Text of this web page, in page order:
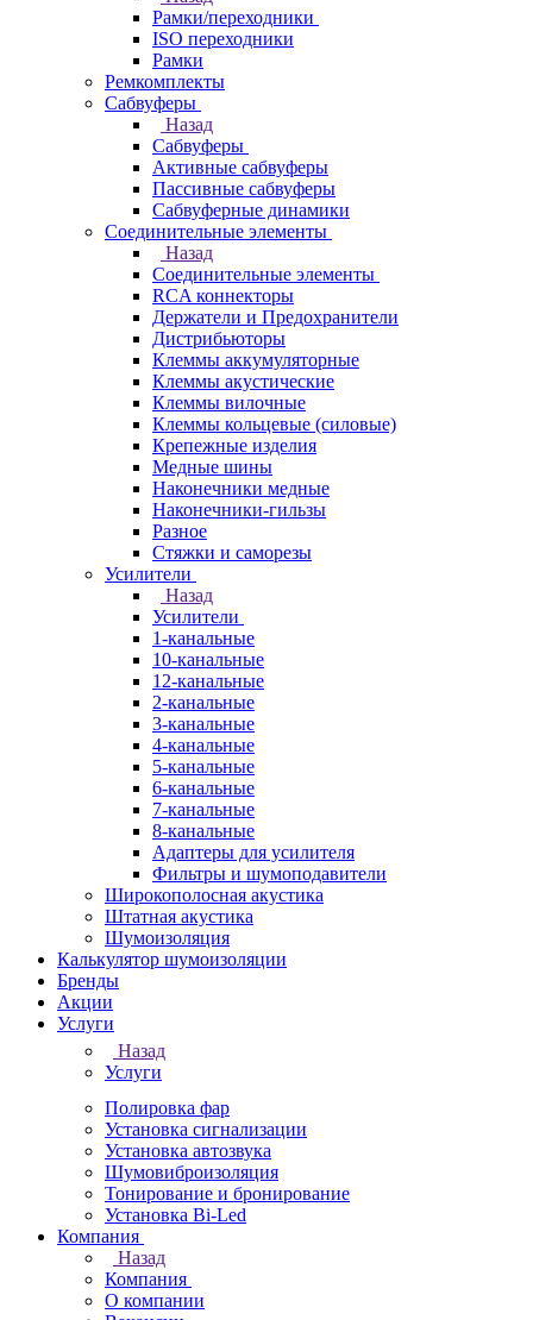
Рамки/переходники
ISO переходники
Рамки
Ремкомплекты
Сабвуферы
Назад
Сабвуферы
Активные сабвуферы
Пассивные сабвуферы
Сабвуферные динамики
Соединительные элементы
Назад
Соединительные элементы
RCA коннекторы
Держатели и Предохранители
Дистрибьюторы
Клеммы аккумуляторные
Клеммы акустические
Клеммы вилочные
Клеммы кольцевые (силовые)
Крепежные изделия
Медные шины
Наконечники медные
Наконечники-гильзы
Разное
Стяжки и саморезы
Усилители
Назад
Усилители
1-канальные
10-канальные
12-канальные
2-канальные
3-канальные
4-канальные
5-канальные
6-канальные
7-канальные
8-канальные
Адаптеры для усилителя
Фильтры и шумоподавители
Широкополосная акустика
Штатная акустика
Шумоизоляция
Калькулятор шумоизоляции
Бренды
Акции
Услуги
Назад
Услуги
Полировка фар
Установка сигнализации
Установка автозвука
Шумовиброизоляция
Тонирование и бронирование
Установка Bi-Led
Компания
Назад
Компания
О компании